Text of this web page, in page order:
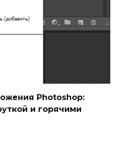
Photoshop:
и горячими